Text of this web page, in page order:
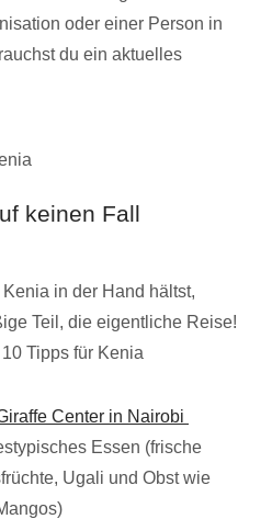
oder einer Person in
du ein aktuelles
keinen Fall
in der Hand hältst,
Teil, die eigentliche Reise!
Tipps für Kenia
Center in Nairobi
Essen (frische
Ugali und Obst wie